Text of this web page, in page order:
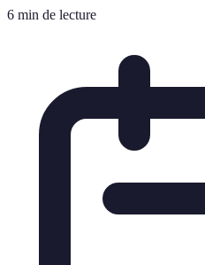
6 min de lecture